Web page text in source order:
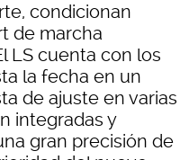
condicionan
de marcha
LS cuenta con los
la fecha en un
de ajuste en varias
integradas y
gran precisión de